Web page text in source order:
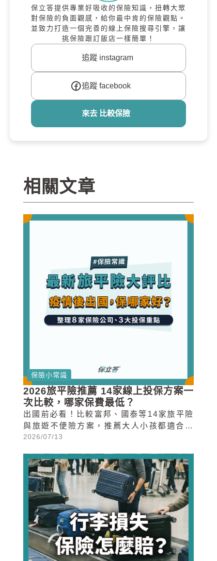
保立答提供專業好吸收的保險知識，扭轉大眾
對保險的負面觀感，給你最中肯的保險觀點。
並致力打造一個完善的線上保險搜尋引擎，讓
挑保險跟訂飯店一樣簡單！
追蹤 instagram
追蹤 facebook
來去 比較保險
相關文章
保險小常識
2026旅平險推薦 14家線上投保方案一
次比較，哪家保費最低？
出國前必看！比較富邦、國泰等14家旅平險
與旅遊不便險方案，推薦大人小孩都適合的
2026年線上投保選擇與保費試算。
2026/07/13